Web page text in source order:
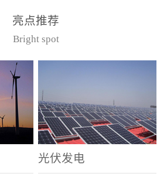
件。其主要安装于12kV的
美式箱变中，可与其它电
（2） 海拔不超过1000
米；（3） 相对湿度：日
平均不大于95％，月平均
不大于90％；（4）周围空
40.5kV系统作为电压互感
器的过载及短路保护用。
和IEC282-1）型号基本参
数
亮点推荐
Bright spot
光伏发电